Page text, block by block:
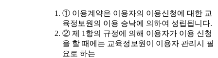
① 이용계약은 이용자의 이용신청에 대한 교
육정보원의 이용 승낙에 의하여 성립됩니다.
② 제 1항의 규정에 의해 이용자가 이용 신청
을 할 때에는 교육정보원이 이용자 관리시 필
요로 하는